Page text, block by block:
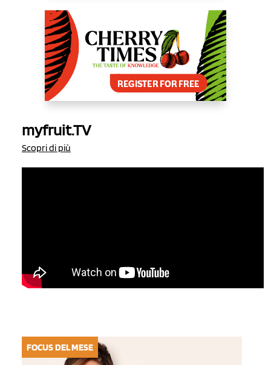
myfruit.TV
Scopri di più
FOCUS DEL MESE